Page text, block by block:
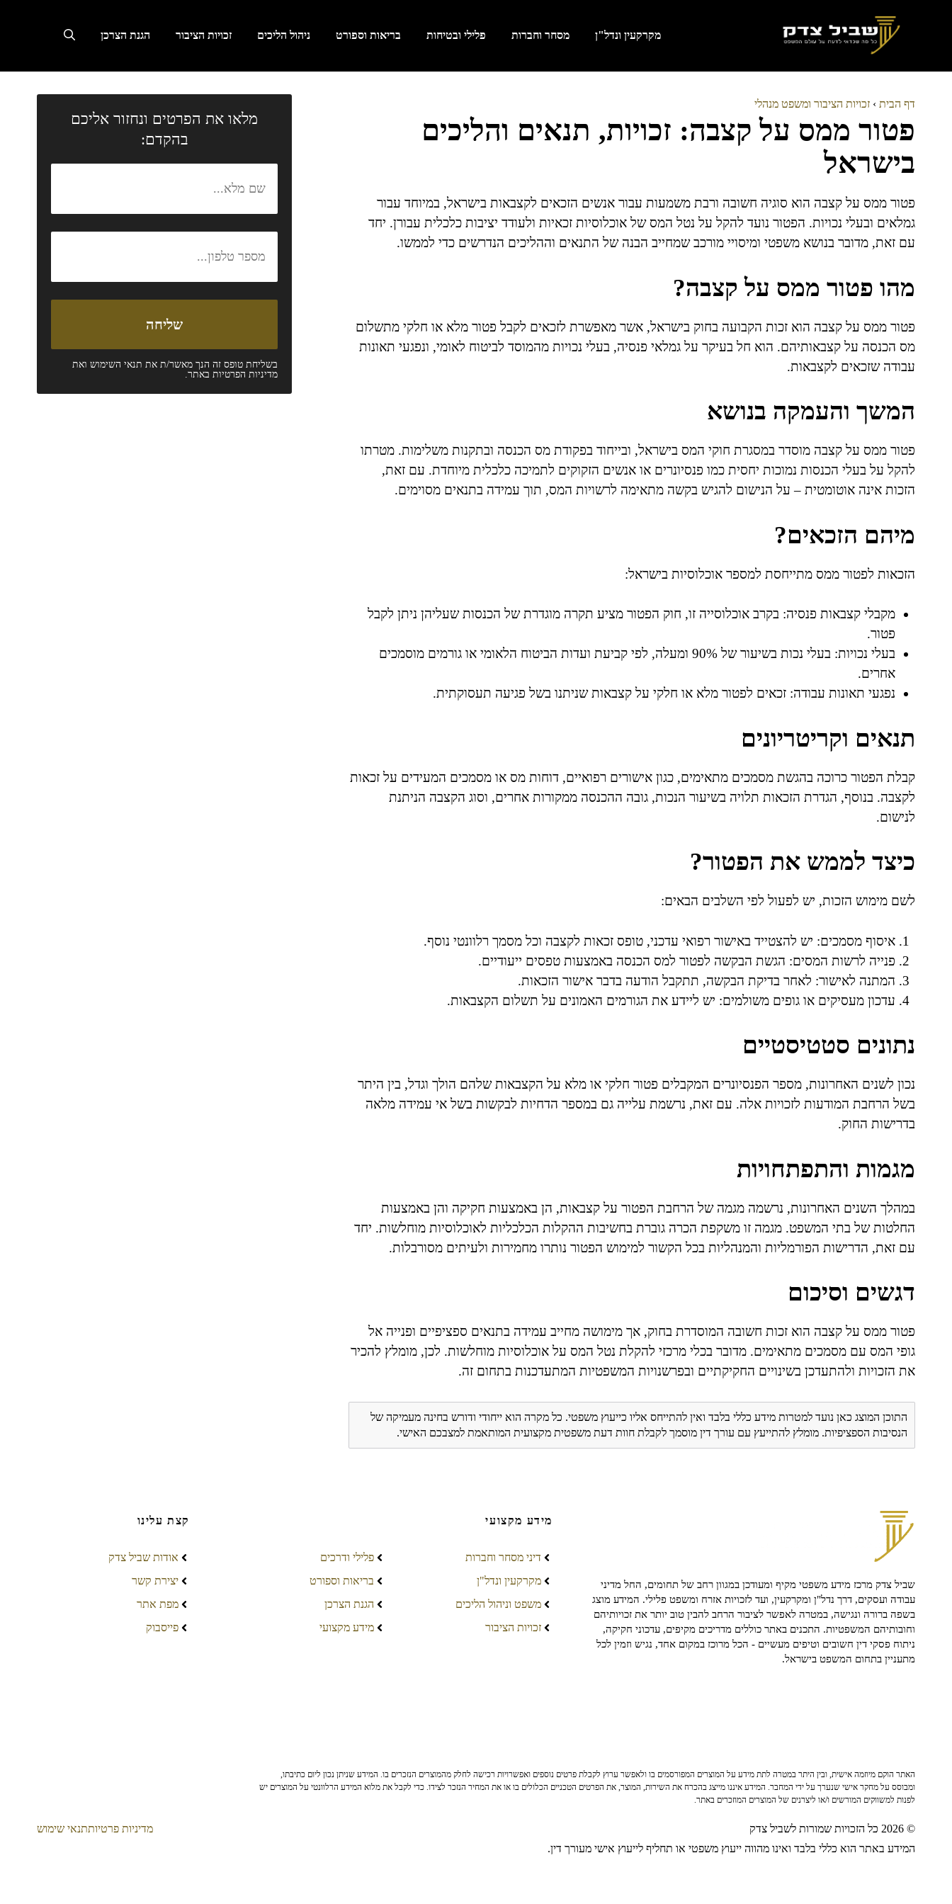
מקרקעין ונדל"ן מסחר וחברות פלילי ובטיחות בריאות וספורט ניהול הליכים זכויות הציבור הגנת הצרכן
דף הבית › זכויות הציבור ומשפט מנהלי
פטור ממס על קצבה: זכויות, תנאים והליכים
בישראל
פטור ממס על קצבה הוא סוגיה חשובה ורבת משמעות עבור אנשים הזכאים לקצבאות בישראל, במיוחד עבור
גמלאים ובעלי נכויות. הפטור נועד להקל על נטל המס של אוכלוסיות זכאיות ולעודד יציבות כלכלית עבורן. יחד
עם זאת, מדובר בנושא משפטי ומיסויי מורכב שמחייב הבנה של התנאים וההליכים הנדרשים כדי לממשו.
מהו פטור ממס על קצבה?
פטור ממס על קצבה הוא זכות הקבועה בחוק בישראל, אשר מאפשרת לזכאים לקבל פטור מלא או חלקי מתשלום
מס הכנסה על קצבאותיהם. הוא חל בעיקר על גמלאי פנסיה, בעלי נכויות מהמוסד לביטוח לאומי, ונפגעי תאונות
עבודה שזכאים לקצבאות.
המשך והעמקה בנושא
פטור ממס על קצבה מוסדר במסגרת חוקי המס בישראל, ובייחוד בפקודת מס הכנסה ובתקנות משלימות. מטרתו
להקל על בעלי הכנסות נמוכות יחסית כמו פנסיונרים או אנשים הזקוקים לתמיכה כלכלית מיוחדת. עם זאת,
הזכות אינה אוטומטית – על הנישום להגיש בקשה מתאימה לרשויות המס, תוך עמידה בתנאים מסוימים.
מיהם הזכאים?
הזכאות לפטור ממס מתייחסת למספר אוכלוסיות בישראל:
מקבלי קצבאות פנסיה: בקרב אוכלוסייה זו, חוק הפטור מציע תקרה מוגדרת של הכנסות שעליהן ניתן לקבל
פטור.
בעלי נכויות: בעלי נכות בשיעור של 90% ומעלה, לפי קביעת ועדות הביטוח הלאומי או גורמים מוסמכים
אחרים.
נפגעי תאונות עבודה: זכאים לפטור מלא או חלקי על קצבאות שניתנו בשל פגיעה תעסוקתית.
תנאים וקריטריונים
קבלת הפטור כרוכה בהגשת מסמכים מתאימים, כגון אישורים רפואיים, דוחות מס או מסמכים המעידים על זכאות
לקצבה. בנוסף, הגדרת הזכאות תלויה בשיעור הנכות, גובה ההכנסה ממקורות אחרים, וסוג הקצבה הניתנת
לנישום.
כיצד לממש את הפטור?
לשם מימוש הזכות, יש לפעול לפי השלבים הבאים:
איסוף מסמכים: יש להצטייד באישור רפואי עדכני, טופס זכאות לקצבה וכל מסמך רלוונטי נוסף.
פנייה לרשות המסים: הגשת הבקשה לפטור למס הכנסה באמצעות טפסים ייעודיים.
המתנה לאישור: לאחר בדיקת הבקשה, תתקבל הודעה בדבר אישור הזכאות.
עדכון מעסיקים או גופים משולמים: יש ליידע את הגורמים האמונים על תשלום הקצבאות.
נתונים סטטיסטיים
נכון לשנים האחרונות, מספר הפנסיונרים המקבלים פטור חלקי או מלא על הקצבאות שלהם הולך וגדל, בין היתר
בשל הרחבת המודעות לזכויות אלה. עם זאת, נרשמת עלייה גם במספר הדחיות לבקשות בשל אי עמידה מלאה
בדרישות החוק.
מגמות והתפתחויות
במהלך השנים האחרונות, נרשמה מגמה של הרחבת הפטור על קצבאות, הן באמצעות חקיקה והן באמצעות
החלטות של בתי המשפט. מגמה זו משקפת הכרה גוברת בחשיבות ההקלות הכלכליות לאוכלוסיות מוחלשות. יחד
עם זאת, הדרישות הפורמליות והמנהליות בכל הקשור למימוש הפטור נותרו מחמירות ולעיתים מסורבלות.
דגשים וסיכום
פטור ממס על קצבה הוא זכות חשובה המוסדרת בחוק, אך מימושה מחייב עמידה בתנאים ספציפיים ופנייה אל
גופי המס עם מסמכים מתאימים. מדובר בכלי מרכזי להקלת נטל המס על אוכלוסיות מוחלשות. לכן, מומלץ להכיר
את הזכויות ולהתעדכן בשינויים החקיקתיים ובפרשנויות המשפטיות המתעדכנות בתחום זה.
התוכן המוצג כאן נועד למטרות מידע כללי בלבד ואין להתייחס אליו כייעוץ משפטי. כל מקרה הוא ייחודי ודורש בחינה מעמיקה של
הנסיבות הספציפיות. מומלץ להתייעץ עם עורך דין מוסמך לקבלת חוות דעת משפטית מקצועית המותאמת למצבכם האישי.
מלאו את הפרטים ונחזור אליכם
בהקדם:
בשליחת טופס זה הנך מאשר/ת את תנאי השימושואת
מדיניות הפרטיותבאתר.
שביל צדק מרכז מידע משפטי מקיף ומעודכן במגוון רחב של תחומים, החל מדיני
עבודה ועסקים, דרך נדל"ן ומקרקעין, ועד לזכויות אזרח ומשפט פלילי. המידע מוצג
בשפה ברורה ונגישה, במטרה לאפשר לציבור הרחב להבין טוב יותר את זכויותיהם
וחובותיהם המשפטיות. התכנים באתר כוללים מדריכים מקיפים, עדכוני חקיקה,
ניתוח פסקי דין חשובים וטיפים מעשיים - הכל מרוכז במקום אחד, נגיש וזמין לכל
מתעניין בתחום המשפט בישראל.
מידע מקצועי
דיני מסחר וחברות
מקרקעין ונדל"ן
משפט וניהול הליכים
זכויות הציבור
פלילי ודרכים
בריאות וספורט
הגנת הצרכן
מידע מקצועי
קצת עלינו
אודות שביל צדק
יצירת קשר
מפת אתר
פייסבוק
האתר הוקם מיוזמה אישית, ובין היתר במטרה לתת מידע על המוצרים המפורסמים בו ולאפשר ערוץ לקבלת פרטים נוספים ואפשרויות רכישה לחלק מהמוצרים הנזכרים בו. המידע שניתן נכון ליום כתיבתו,
ומבוסס על מחקר אישי שנערך על ידי המחבר. המידע איננו מייצג בהכרח את השירות, המוצר, את הפרטים הטכניים הכלולים בו או את המחיר הנזכר לצידו. כדי לקבל את מלוא המידע הרלוונטי על המוצרים יש
לפנות למשווקים המורשים ו/או ליצרנים של המוצרים המוזכרים באתר.
© 2026 כל הזכויות שמורות לשביל צדק
המידע באתר הוא כללי בלבד ואינו מהווה ייעוץ משפטי או תחליף לייעוץ אישי מעורך דין.
מדיניות פרטיותתנאי שימוש